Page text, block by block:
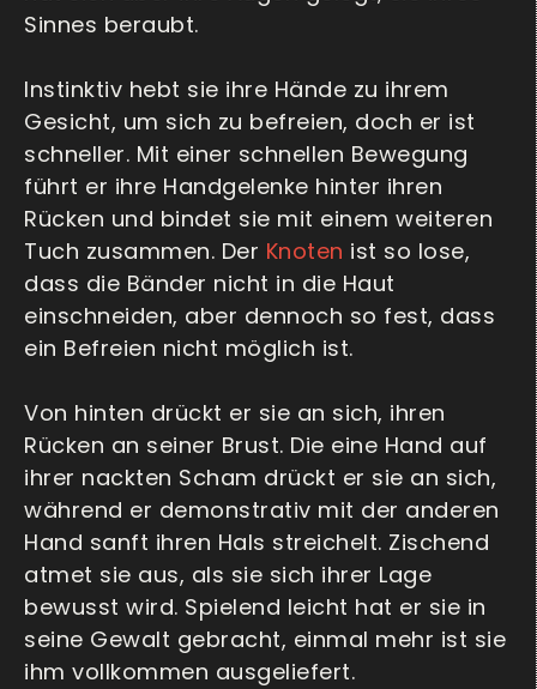
Sinnes beraubt.
Instinktiv hebt sie ihre Hände zu ihrem
Gesicht, um sich zu befreien, doch er ist
schneller. Mit einer schnellen Bewegung
führt er ihre Handgelenke hinter ihren
Rücken und bindet sie mit einem weiteren
Tuch zusammen. Der Knoten ist so lose,
dass die Bänder nicht in die Haut
einschneiden, aber dennoch so fest, dass
ein Befreien nicht möglich ist.
Von hinten drückt er sie an sich, ihren
Rücken an seiner Brust. Die eine Hand auf
ihrer nackten Scham drückt er sie an sich,
während er demonstrativ mit der anderen
Hand sanft ihren Hals streichelt. Zischend
atmet sie aus, als sie sich ihrer Lage
bewusst wird. Spielend leicht hat er sie in
seine Gewalt gebracht, einmal mehr ist sie
ihm vollkommen ausgeliefert.